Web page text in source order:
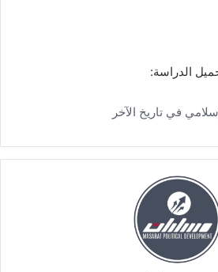
الدراسة:
في تاريخ الآخر